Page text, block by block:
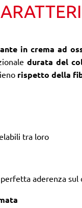
in crema ad
durata del
rispetto della
tra loro
aderenza sul